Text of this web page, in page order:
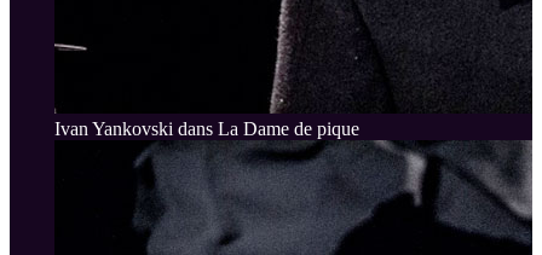
Ivan Yankovski dans La Dame de pique